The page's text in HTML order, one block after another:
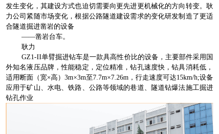
发生变化，其建设方式也迫切需要向更先进更机械化的方向转变。耿
力公司紧随市场变化，根据公路隧道建设需求的变化研发制造了更适
合隧道掘进凿岩的设备
——凿岩台车。
耿力
GZ1-II单臂掘进钻车是一款具高性价比的设备，主要部件采用国
外知名液压品牌，性能稳定，定位精准，钻孔速度快，钻具消耗低，
适用断面（宽×高）3m×3m至7.7m×7.26m，行走速度可达15km/h;设备
应用于矿山、水电、铁路、公路等领域的巷道、隧道钻爆法施工掘进
钻孔作业